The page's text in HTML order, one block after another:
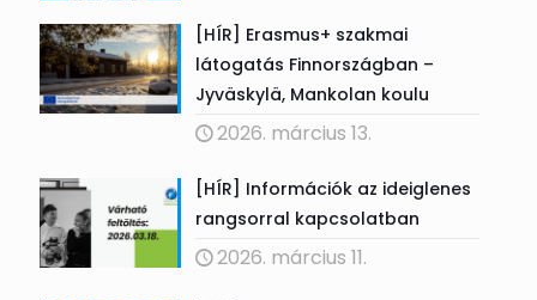
[HÍR] Erasmus+ szakmai
látogatás Finnországban –
Jyväskylä, Mankolan koulu
2026. március 13.
[HÍR] Információk az ideiglenes
rangsorral kapcsolatban
2026. március 11.